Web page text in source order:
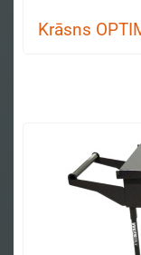
Krāsns